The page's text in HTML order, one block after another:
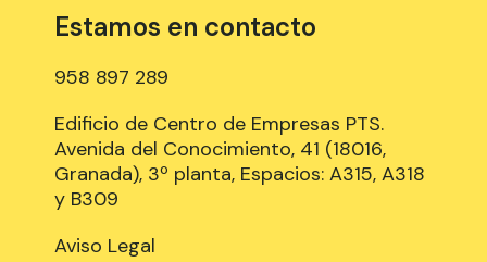
Estamos en contacto
958 897 289
Edificio de Centro de Empresas PTS.
Avenida del Conocimiento, 41 (18016,
Granada), 3º planta, Espacios: A315, A318
y B309
Aviso Legal